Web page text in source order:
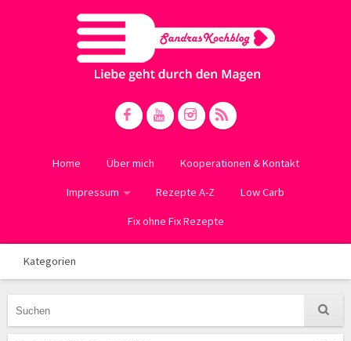
Home Über mich Kooperationen & Kontakt
Impressum Rezepte A-Z Low Carb
Fix ohne Fix Rezepte
Kategorien